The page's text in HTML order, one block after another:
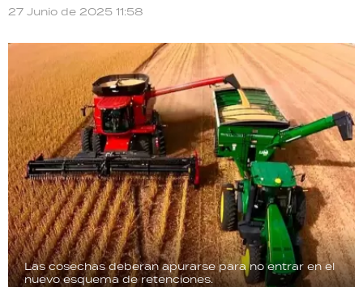
27 Junio de 2025 11:58
Las cosechas deberan apurarse para no entrar en el
nuevo esquema de retenciones.
RECETAS
PALABRAS
HORÓSCOPO
Seguinos